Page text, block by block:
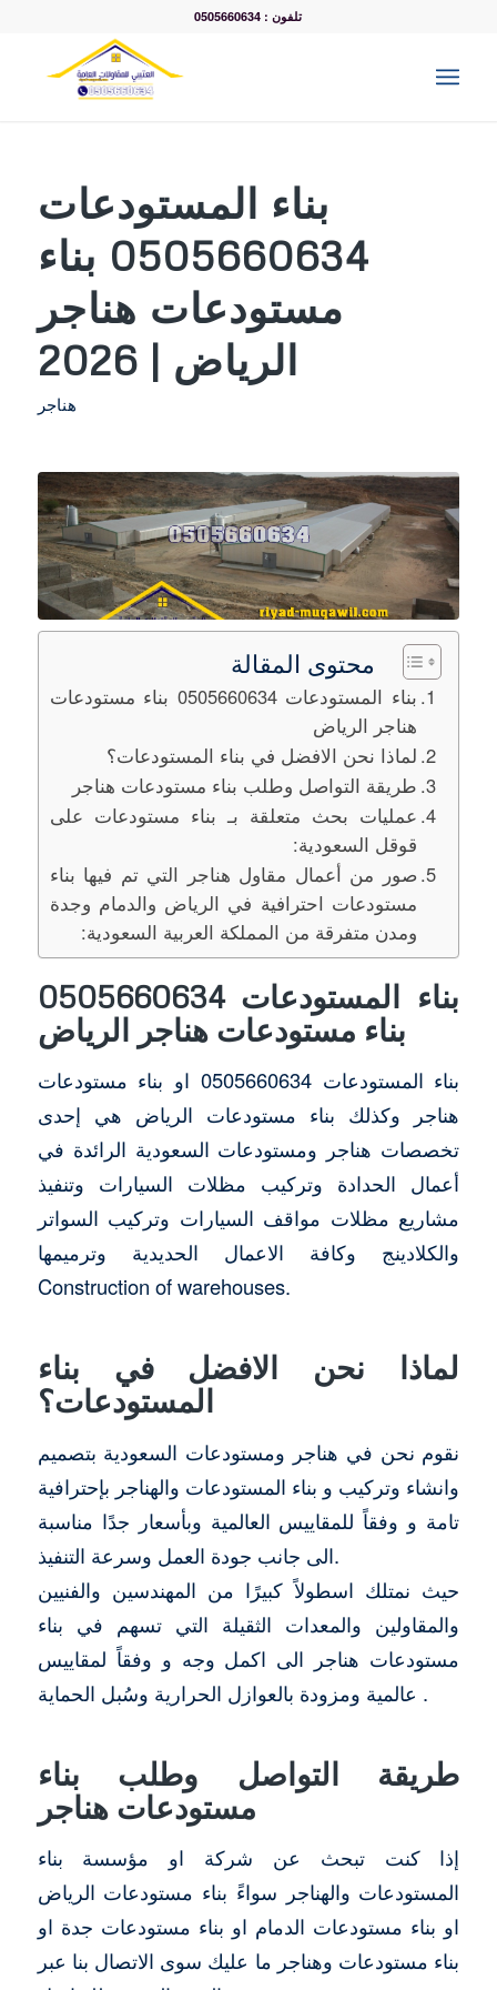
تلفون : 0505660634
بناء المستودعات
0505660634 بناء
مستودعات هناجر
الرياض | 2026
هناجر
محتوى المقالة
بناء المستودعات 0505660634 بناء مستودعات
هناجر الرياض
لماذا نحن الافضل في بناء المستودعات؟
طريقة التواصل وطلب بناء مستودعات هناجر
عمليات بحث متعلقة بـ بناء مستودعات على
قوقل السعودية:
صور من أعمال مقاول هناجر التي تم فيها بناء
مستودعات احترافية في الرياض والدمام وجدة
ومدن متفرقة من المملكة العربية السعودية:
بناء المستودعات 0505660634
بناء مستودعات هناجر الرياض
بناء المستودعات 0505660634 او بناء مستودعات
هناجر وكذلك بناء مستودعات الرياض هي إحدى
تخصصات هناجر ومستودعات السعودية الرائدة في
أعمال الحدادة وتركيب مظلات السيارات وتنفيذ
مشاريع مظلات مواقف السيارات وتركيب السواتر
والكلادينج وكافة الاعمال الحديدية وترميمها
Construction of warehouses.
لماذا نحن الافضل في بناء
المستودعات؟
نقوم نحن في هناجر ومستودعات السعودية بتصميم
وانشاء وتركيب و بناء المستودعات والهناجر بإحترافية
تامة و وفقاً للمقاييس العالمية وبأسعار جدًا مناسبة
الى جانب جودة العمل وسرعة التنفيذ.
حيث نمتلك اسطولاً كبيرًا من المهندسين والفنيين
والمقاولين والمعدات الثقيلة التي تسهم في بناء
مستودعات هناجر الى اكمل وجه و وفقاً لمقاييس
عالمية ومزودة بالعوازل الحرارية وسُبل الحماية .
طريقة التواصل وطلب بناء
مستودعات هناجر
إذا كنت تبحث عن شركة او مؤسسة بناء
المستودعات والهناجر سواءً بناء مستودعات الرياض
او بناء مستودعات الدمام او بناء مستودعات جدة او
بناء مستودعات وهناجر ما عليك سوى الاتصال بنا عبر